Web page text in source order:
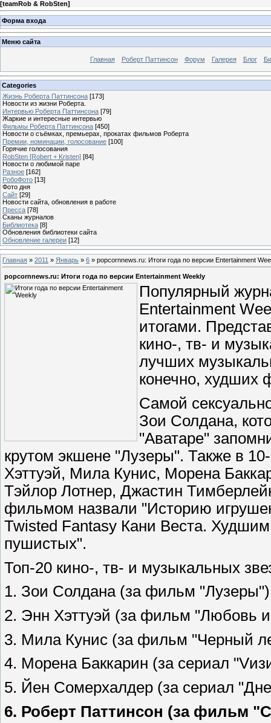
[teamRob & RobSten]
Форма входа
Меню сайта
Главная Роберт Паттинсон Форум Галерея Блог
Categories
Жизнь Роберта Паттинсона [173]
Новости из жизни Роберта.
Интервью Роберта Паттинсона [79]
Жаркие и интересные интервью
Фильмы Роберта Паттинсона [450]
Новости о съёмках, премьерах, прокатах фильмов Роберта
Премии, номинации, голосование [100]
Горячие голосования
RobSten [Robert + Kristen] [84]
Новости о любимой паре
Разное [162]
РобоФото [13]
Фото дня
Сайт [29]
Новости сайта, обновления в работе
Пресса [78]
Сканы журналов
Библиотека [8]
Обновления библиотеки сайта
Обновление галереи [12]
Главная » 2011 » Январь » 6 » popcornnews.ru: Итоги года по версии Entertainment
popcornnews.ru: Итоги года по версии Entertainment Weekly
Популярный
Entertainment
итогами.
кино-, тв- и
лучших
конечно, худших
Самой
Зои Солдана,
"Аватаре"
крутом экшене "Лузеры". Также в
Хэттуэй, Мила Кунис, Морена
Тэйлор Лотнер, Джастин
фильмом назвали "Историю
Twisted Fantasy Кани Веста.
пушистых".
Топ-20 кино-, тв- и музыкальных
1. Зои Солдана (за фильм
2. Энн Хэттуэй (за фильм "Любовь и
3. Мила Кунис (за фильм "Черный
4. Морена Баккарин (за сериал
5. Йен Сомерхалдер (за сериал
6. Роберт Паттинсон (за фильм